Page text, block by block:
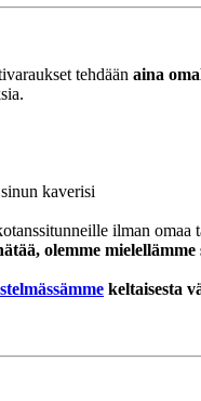
tehdään aina
kaverisi
ilman
olemme
keltaisesta